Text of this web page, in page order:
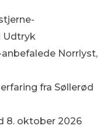
Udtryk
Norrlyst,
fra Søllerød
8. oktober 2026